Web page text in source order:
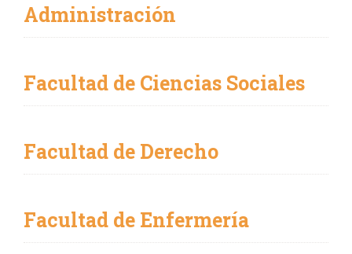
Administración
Facultad de Ciencias Sociales
Facultad de Derecho
Facultad de Enfermería